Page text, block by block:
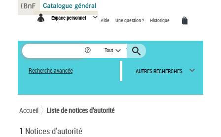
Espace personnel Aide Une question ? Historique
Tout
Recherche avancée AUTRES RECHERCHES
Accueil Liste de notices d’autorité
1 Notices d'autorité
Panneau de gestion des cookies